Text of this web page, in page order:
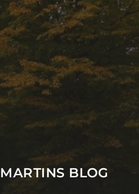
MARTINS BLOG